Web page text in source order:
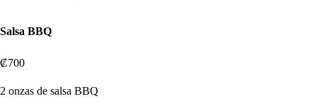
Salsa BBQ
₡700
2 onzas de salsa BBQ